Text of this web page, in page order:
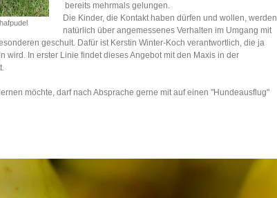
bereits mehrmals gelungen.
Die Kinder, die Kontakt haben dürfen und wollen, werden
natürlich über angemessenes Verhalten im Umgang mit
geschult. Dafür ist Kerstin Winter-Koch verantwortlich, die ja
wird. In erster Linie findet dieses Angebot mit den Maxis in der
möchte, darf nach Absprache gerne mit auf einen "Hundeausflug"